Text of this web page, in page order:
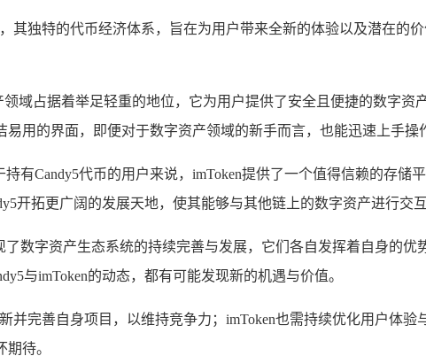
其独特的代币经济体系，旨在为用户带来全新的体验以及潜在的
域占据着举足轻重的地位，它为用户提供了安全且便捷的数字资
用的界面，即便对于数字资产领域的新手而言，也能迅速上手操
有Candy5代币的用户来说，imToken提供了一个值得信赖的存储
开拓更广阔的发展天地，使其能够与其他链上的数字资产进行交
了数字资产生态系统的持续完善与发展，它们各自发挥着自身的
与imToken的动态，都有可能发现新的机遇与价值。
并完善自身项目，以维持竞争力；imToken也需持续优化用户体
待。